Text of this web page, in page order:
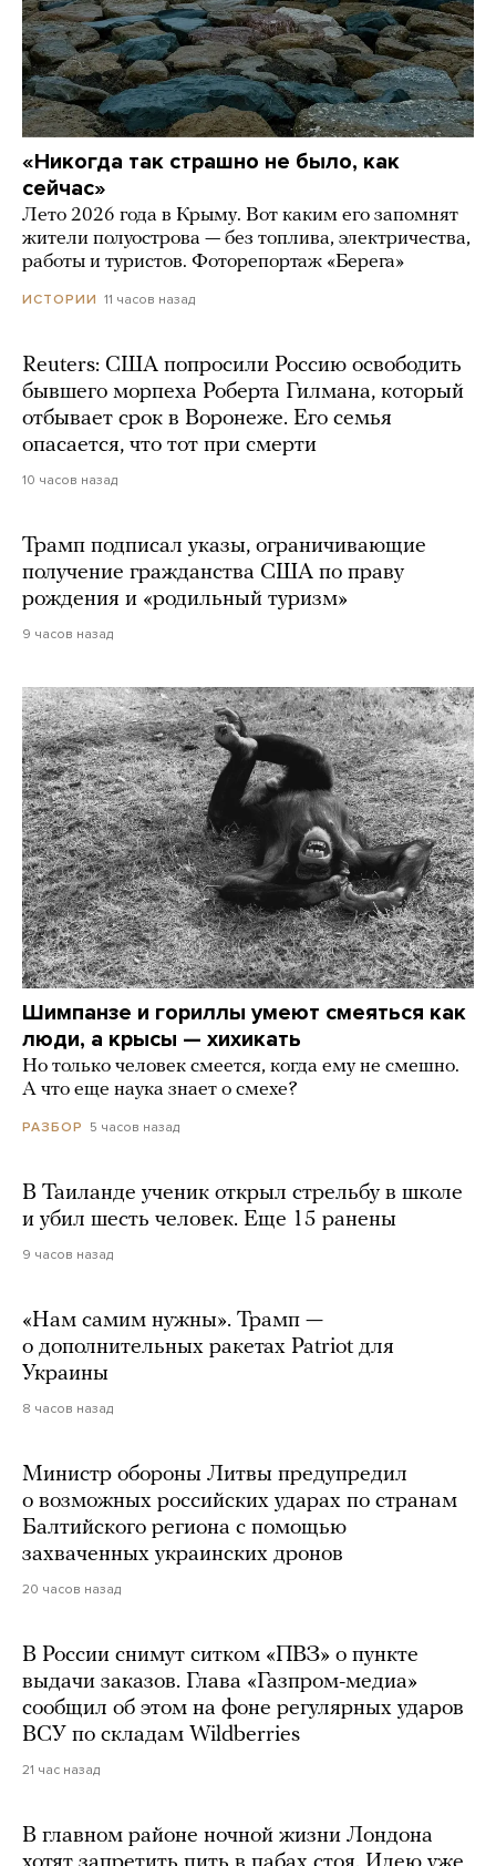
«Никогда так страшно не было, как
сейчас»
Лето 2026 года в Крыму. Вот каким его запомнят
жители полуострова — без топлива, электричества,
работы и туристов. Фоторепортаж «Берега»
ИСТОРИИ 11 часов назад
Reuters: США попросили Россию освободить
бывшего морпеха Роберта Гилмана, который
отбывает срок в Воронеже. Его семья
опасается, что тот при смерти
10 часов назад
Трамп подписал указы, ограничивающие
получение гражданства США по праву
рождения и «родильный туризм»
9 часов назад
Шимпанзе и гориллы умеют смеяться как
люди, а крысы — хихикать
Но только человек смеется, когда ему не смешно.
А что еще наука знает о смехе?
РАЗБОР 5 часов назад
В Таиланде ученик открыл стрельбу в школе
и убил шесть человек. Еще 15 ранены
9 часов назад
«Нам самим нужны». Трамп —
о дополнительных ракетах Patriot для
Украины
8 часов назад
Министр обороны Литвы предупредил
о возможных российских ударах по странам
Балтийского региона с помощью
захваченных украинских дронов
20 часов назад
В России снимут ситком «ПВЗ» о пункте
выдачи заказов. Глава «Газпром-медиа»
сообщил об этом на фоне регулярных ударов
ВСУ по складам Wildberries
21 час назад
В главном районе ночной жизни Лондона